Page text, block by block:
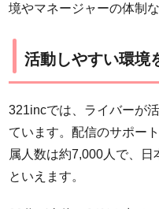
境やマネージャーの体制
活動しやすい環境
321incでは、ライバーが
ています。配信のサポー
属人数は約7,000人で、
といえます。